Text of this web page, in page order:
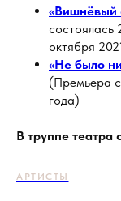
«Вишнёвый
состоялась
октября
«Не было
(Премьера
года)
В труппе театра
АРТИСТЫ